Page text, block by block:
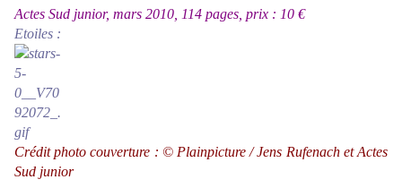
Actes Sud junior, mars 2010, 114 pages, prix : 10 €
Etoiles :
Crédit photo couverture : © Plainpicture / Jens Rufenach et Actes
Sud junior